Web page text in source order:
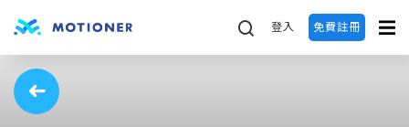
登入 免費註冊